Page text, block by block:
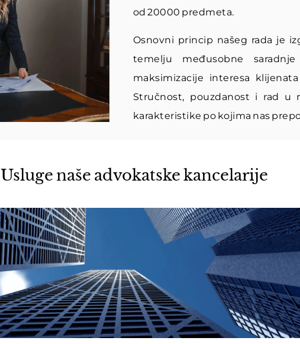
od 20000 predmeta.
Osnovni princip našeg rada je
temelju međusobne
maksimizacije interesa
Stručnost, pouzdanost i rad u
karakteristike po kojima nas
Usluge naše advokatske kancelarije